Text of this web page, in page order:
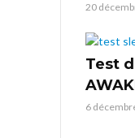
20
Test
6